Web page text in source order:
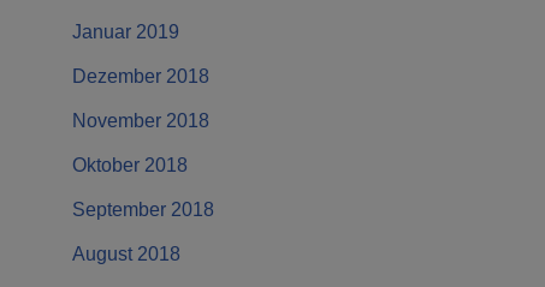
Januar 2019
Dezember 2018
November 2018
Oktober 2018
September 2018
August 2018